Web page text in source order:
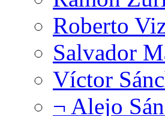
Roberto
Salvador
Víctor
¬ Alejo